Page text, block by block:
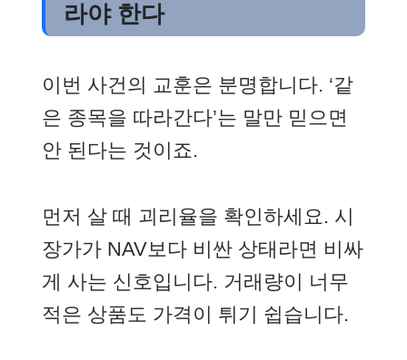
라야 한다
이번 사건의 교훈은 분명합니다. ‘같
은 종목을 따라간다’는 말만 믿으면
안 된다는 것이죠.
먼저 살 때 괴리율을 확인하세요. 시
장가가 NAV보다 비싼 상태라면 비싸
게 사는 신호입니다. 거래량이 너무
적은 상품도 가격이 튀기 쉽습니다.